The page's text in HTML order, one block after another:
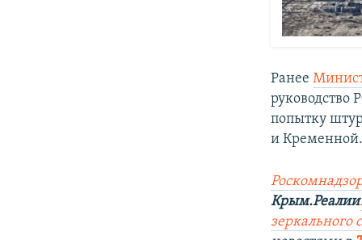
Ранее
руководство
попытку
и
Крым.Реалии
зеркального